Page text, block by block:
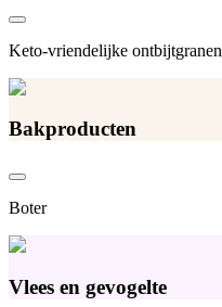
Keto-vriendelijke ontbijtgranen
Bakproducten
Boter
Vlees en gevogelte